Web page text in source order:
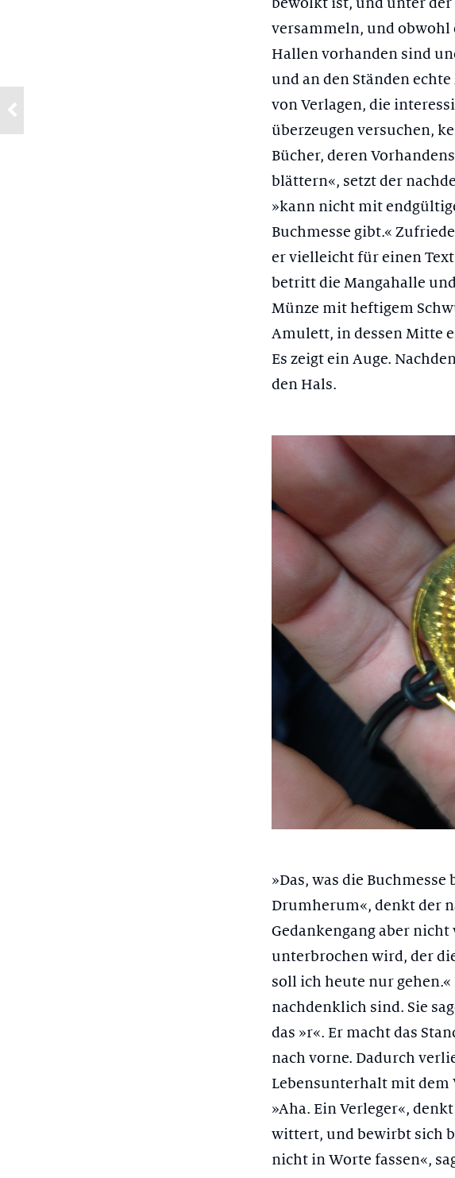
versammeln, und obwohl
Hallen vorhanden sind
und an den Ständen
von Verlagen, die
überzeugen versuchen,
Bücher, deren
blättern«, setzt der
»kann nicht mit
Buchmesse gibt.«
er vielleicht für einen
betritt die Mangahalle
Münze mit heftigem
Amulett, in dessen Mitte
Es zeigt ein Auge.
den Hals.
»Das, was die
Drumherum«, denkt der
Gedankengang aber
unterbrochen wird, der
soll ich heute nur
nachdenklich sind. Sie
das »r«. Er macht das
nach vorne. Dadurch
Lebensunterhalt mit dem
»Aha. Ein Verleger«,
wittert, und bewirbt sich
nicht in Worte fassen«,